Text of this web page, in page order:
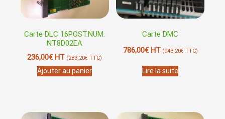
Carte DLC 16POST.NUM.
NT8D02EA
236,00€HT (283,20€ TTC)
Ajouter au panier
Carte DMC
786,00€HT (943,20€TTC)
Lire la suite